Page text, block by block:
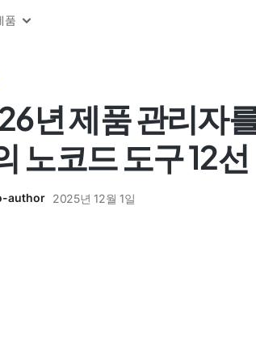
그
품
년 제품 관리자
노코드 도구 12선
author 2025년 12월 1일